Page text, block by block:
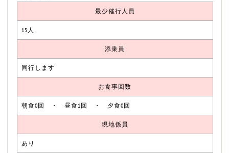
最少催行人員
15人
添乗員
同行します
お食事回数
朝食0回 ・ 昼食1回 ・ 夕食0回
現地係員
あり